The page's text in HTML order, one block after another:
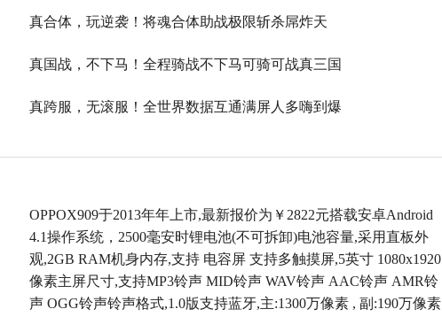
真合体，玩逆袭！将魂合体助战极限斩杀屌炸天
真国战，不下马！全程骑战不下马可骑可战真三国
真跨服，无滚服！全世界数据互通满屏人多嗨到爆
OPPOX909于2013年年上市,最新报价为￥2822元搭载安卓Android
4.1操作系统，2500毫安时锂电池(不可拆卸)电池容量,采用直板外
观,2GB RAM机身内存,支持 电容屏 支持多触摸屏,5英寸 1080x1920
像素主屏尺寸,支持MP3铃声 MID铃声 WAV铃声 AAC铃声 AMR铃
声 OGG铃声铃声格式,1.0版支持蓝牙,主:1300万像素 , 副:190万像素